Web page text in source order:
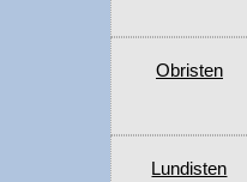
Obristen
Lundisten